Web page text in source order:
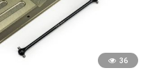
36